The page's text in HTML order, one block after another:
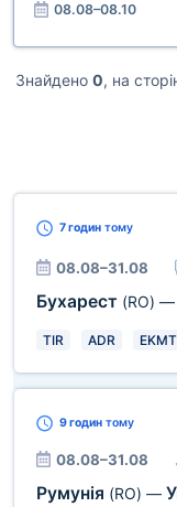
08.08–08.10
Знайдено 0, на
7 годинтому
08.08–31.08
Бухарест (RO) —
TIR ADR EKMT
9 годинтому
08.08–31.08
Румунія (RO) —